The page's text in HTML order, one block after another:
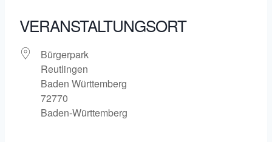
VERANSTALTUNGSORT
Bürgerpark
Reutlingen
Baden Württemberg
72770
Baden-Württemberg